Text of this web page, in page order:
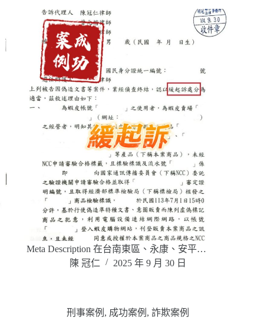
Meta Description 在台南東區、永康、安平…
陳 冠仁
2025 年 9 月 30 日
刑事案例 , 成功案例 ,詐欺案例